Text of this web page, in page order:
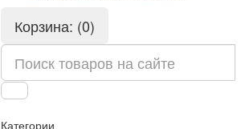
Корзина: (0)
Категории